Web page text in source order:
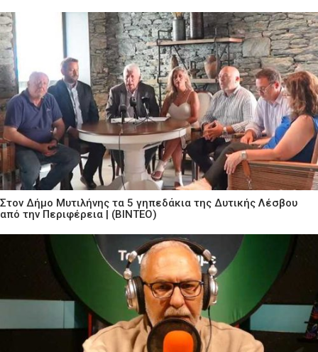
Στον Δήμο Μυτιλήνης τα 5 γηπεδάκια της Δυτικής Λέσβου
από την Περιφέρεια | (ΒΙΝΤΕΟ)